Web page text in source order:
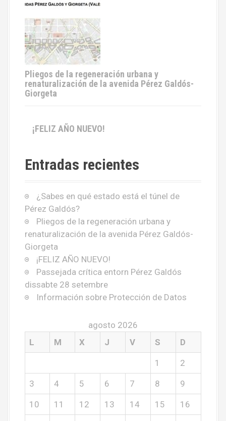
Pliegos de la regeneración urbana y
renaturalización de la avenida Pérez Galdós-
Giorgeta
¡FELIZ AÑO NUEVO!
Entradas recientes
¿Sabes en qué estado está el túnel de
Pérez Galdós?
Pliegos de la regeneración urbana y
renaturalización de la avenida Pérez Galdós-
Giorgeta
¡FELIZ AÑO NUEVO!
Passejada crítica entorn Pérez Galdós
dissabte 28 setembre
Información sobre Protección de Datos
agosto 2026
L
M X J V S D
1 2
3 4 5 6 7 8 9
10 11 12 13 14 15 16